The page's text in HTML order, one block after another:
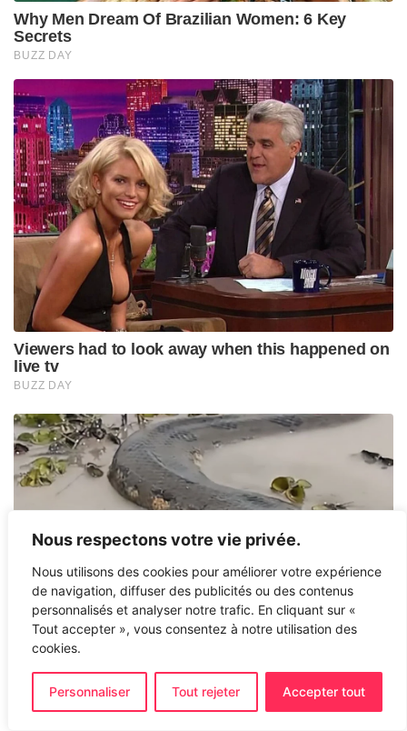
Nous respectons votre vie privée.
Nous utilisons des cookies pour améliorer votre expérience
de navigation, diffuser des publicités ou des contenus
personnalisés et analyser notre trafic. En cliquant sur «
Tout accepter », vous consentez à notre utilisation des
cookies.
Personnaliser Tout rejeter Accepter tout